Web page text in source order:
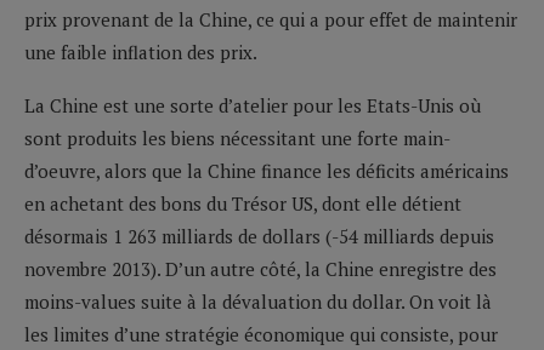
prix provenant de la Chine, ce qui a pour effet de maintenir
une faible inflation des prix.
La Chine est une sorte d’atelier pour les Etats-Unis où
sont produits les biens nécessitant une forte main-
d’oeuvre, alors que la Chine finance les déficits américains
en achetant des bons du Trésor US, dont elle détient
désormais 1 263 milliards de dollars (-54 milliards depuis
novembre 2013). D’un autre côté, la Chine enregistre des
moins-values suite à la dévaluation du dollar. On voit là
les limites d’une stratégie économique qui consiste, pour